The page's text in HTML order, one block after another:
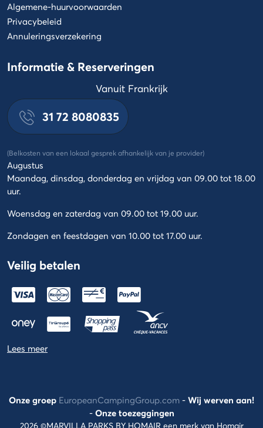
Algemene-huurvoorwaarden
Privacybeleid
Annuleringsverzekering
Informatie & Reserveringen
Vanuit Frankrijk
31 72 8080835
(Belkosten van een lokaal gesprek afhankelijk van je provider)
Augustus
Maandag, dinsdag, donderdag en vrijdag van 09.00 tot 18.00
uur.
Woensdag en zaterdag van 09.00 tot 19.00 uur.
Zondagen en feestdagen van 10.00 tot 17.00 uur.
Veilig betalen
Lees meer
Onze groep EuropeanCampingGroup.com - Wij werven aan!
- Onze toezeggingen
2026 ©MARVILLA PARKS BY HOMAIR een merk van Homair